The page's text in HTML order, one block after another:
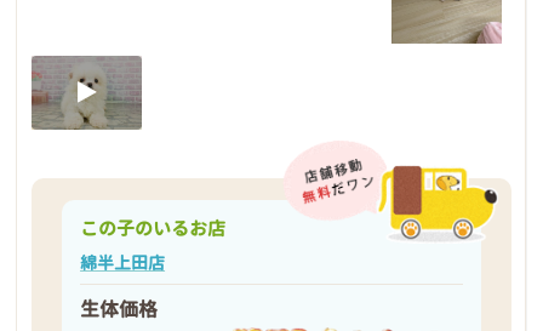
この子のいるお店
綿半上田店
生体価格